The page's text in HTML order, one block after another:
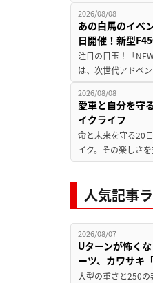
2026/08/08
あの白馬のイベ
日開催！新型
注目の目玉！「
は、次世代アドベ
2026/08/08
愛車と自分を守
イクライフ
命と未来を守る20
イク。その楽しさ
人気記事
2026/08/07
Uターンが怖く
ーツ、カワサキ
大型の重さと250の